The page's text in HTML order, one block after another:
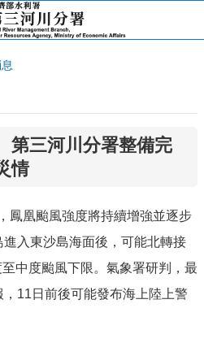
三河川分署整備完
情
鳳凰颱風強度將持續增強並逐步
入東沙島海面後，可能北轉接
中度颱風下限。氣象署研判，最
11日前後可能發布海上陸上警